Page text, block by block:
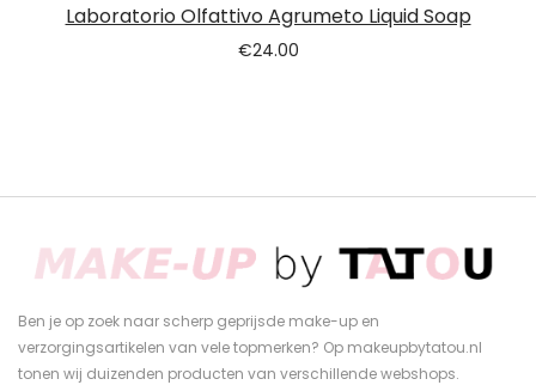
Laboratorio Olfattivo Agrumeto Liquid Soap
€24.00
Ben je op zoek naar scherp geprijsde make-up en
verzorgingsartikelen van vele topmerken? Op makeupbytatou.nl
tonen wij duizenden producten van verschillende webshops.